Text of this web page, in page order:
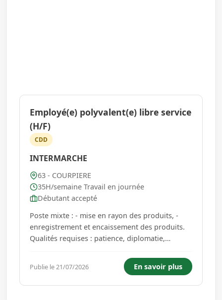
Employé(e) polyvalent(e) libre service
(H/F)
CDD
INTERMARCHE
63 - COURPIERE
35H/semaine Travail en journée
Débutant accepté
Poste mixte : - mise en rayon des produits, -
enregistrement et encaissement des produits.
Qualités requises : patience, diplomatie,
en journée du lundi au samedi prise de poste a
5h-12h ou apres midi selon planning Envoyer
CV + Lettre de motiv...
Publie le 21/07/2026 En savoir plus